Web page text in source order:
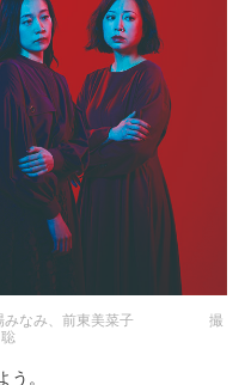
大場みなみ、前東美菜子 撮
。